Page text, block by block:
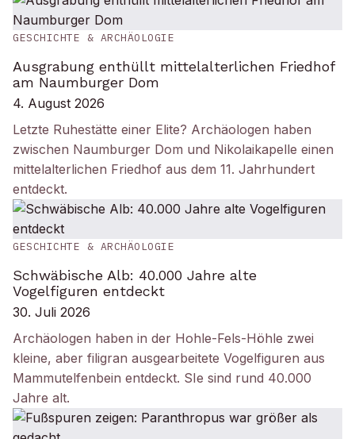
GESCHICHTE & ARCHÄOLOGIE
Ausgrabung enthüllt mittelalterlichen Friedhof
am Naumburger Dom
4. August 2026
Letzte Ruhestätte einer Elite? Archäologen haben
zwischen Naumburger Dom und Nikolaikapelle einen
mittelalterlichen Friedhof aus dem 11. Jahrhundert
entdeckt.
GESCHICHTE & ARCHÄOLOGIE
Schwäbische Alb: 40.000 Jahre alte
Vogelfiguren entdeckt
30. Juli 2026
Archäologen haben in der Hohle-Fels-Höhle zwei
kleine, aber filigran ausgearbeitete Vogelfiguren aus
Mammutelfenbein entdeckt. SIe sind rund 40.000
Jahre alt.